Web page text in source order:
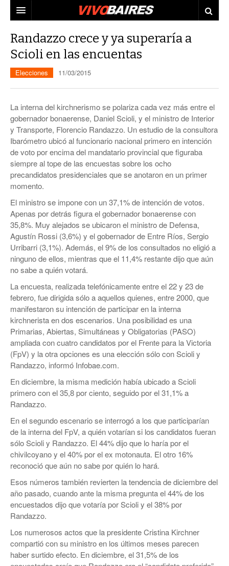
PAÍS
CONURBANO
ECONOMÍA
JUDICIALES
AGENDA
MUNDO
ELLAS
TECNO
VIDEOS
Randazzo crece y ya superaría a
Scioli en las encuentas
Elecciones 11/03/2015
La interna del kirchnerismo se polariza cada vez más entre el
gobernador bonaerense, Daniel Scioli, y el ministro de Interior
y Transporte, Florencio Randazzo. Un estudio de la consultora
Ibarómetro ubicó al funcionario nacional primero en intención
de voto por encima del mandatario provincial que figuraba
siempre al tope de las encuestas sobre los ocho
precandidatos presidenciales que se anotaron en un primer
momento.
El ministro se impone con un 37,1% de intención de votos.
Apenas por detrás figura el gobernador bonaerense con
35,8%. Muy alejados se ubicaron el ministro de Defensa,
Agustín Rossi (3,6%) y el gobernador de Entre Ríos, Sergio
Urribarri (3,1%). Además, el 9% de los consultados no eligió a
ninguno de ellos, mientras que el 11,4% restante dijo que aún
no sabe a quién votará.
La encuesta, realizada telefónicamente entre el 22 y 23 de
febrero, fue dirigida sólo a aquellos quienes, entre 2000, que
manifestaron su intención de participar en la interna
kirchnerista en dos escenarios. Una posibilidad es una
Primarias, Abiertas, Simultáneas y Obligatorias (PASO)
ampliada con cuatro candidatos por el Frente para la Victoria
(FpV) y la otra opciones es una elección sólo con Scioli y
Randazzo, informó Infobae.com.
En diciembre, la misma medición había ubicado a Scioli
primero con el 35,8 por ciento, seguido por el 31,1% a
Randazzo.
En el segundo escenario se interrogó a los que participarían
de la interna del FpV, a quién votarían si los candidatos fueran
sólo Scioli y Randazzo. El 44% dijo que lo haría por el
chivilcoyano y el 40% por el ex motonauta. El otro 16%
reconoció que aún no sabe por quién lo hará.
Esos números también revierten la tendencia de diciembre del
año pasado, cuando ante la misma pregunta el 44% de los
encuestados dijo que votaría por Scioli y el 38% por
Randazzo.
Los numerosos actos que la presidente Cristina Kirchner
compartió con su ministro en los últimos meses parecen
haber surtido efecto. En diciembre, el 31,5% de los